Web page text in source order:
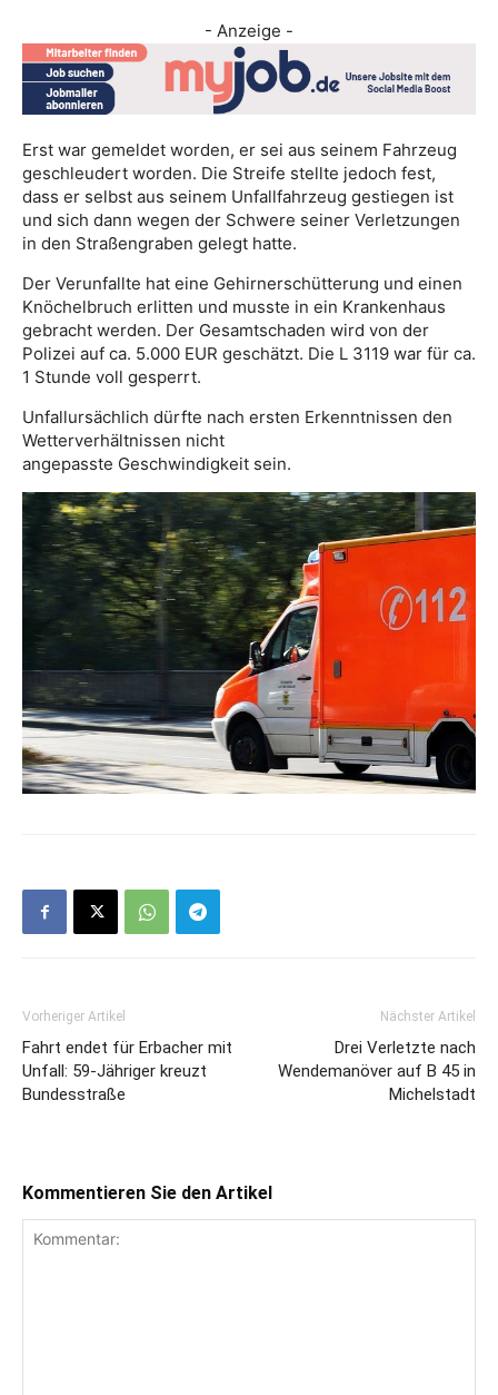
- Anzeige -
Erst war gemeldet worden, er sei aus seinem Fahrzeug
geschleudert worden. Die Streife stellte jedoch fest,
dass er selbst aus seinem Unfallfahrzeug gestiegen ist
und sich dann wegen der Schwere seiner Verletzungen
in den Straßengraben gelegt hatte.
Der Verunfallte hat eine Gehirnerschütterung und einen
Knöchelbruch erlitten und musste in ein Krankenhaus
gebracht werden. Der Gesamtschaden wird von der
Polizei auf ca. 5.000 EUR geschätzt. Die L 3119 war für ca.
1 Stunde voll gesperrt.
Unfallursächlich dürfte nach ersten Erkenntnissen den
Wetterverhältnissen nicht
angepasste Geschwindigkeit sein.
Vorheriger Artikel
Fahrt endet für Erbacher mit
Unfall: 59-Jähriger kreuzt
Bundesstraße
Nächster Artikel
Drei Verletzte nach
Wendemanöver auf B 45 in
Michelstadt
Kommentieren Sie den Artikel